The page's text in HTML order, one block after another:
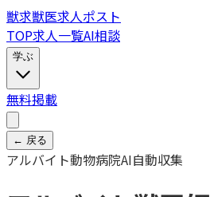
獣求獣医求人ポスト
TOP求人一覧AI相談
学ぶ
無料掲載
← 戻る
アルバイト動物病院AI自動収集